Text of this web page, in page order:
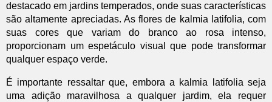
destacado em jardins temperados, onde suas características
são altamente apreciadas. As flores de kalmia latifolia, com
suas cores que variam do branco ao rosa intenso,
proporcionam um espetáculo visual que pode transformar
qualquer espaço verde.
É importante ressaltar que, embora a kalmia latifolia seja
uma adição maravilhosa a qualquer jardim, ela requer